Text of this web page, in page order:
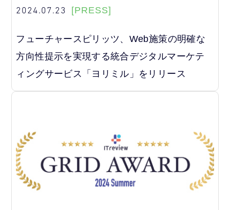
2024.07.23 [PRESS]
フューチャースピリッツ、Web施策の明確な
方向性提示を実現する統合デジタルマーケテ
ィングサービス「ヨリミル」をリリース